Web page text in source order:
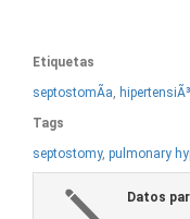
Etiquetas
septostomÃ­a,
Tags
septostomy, pulmonary
Datos